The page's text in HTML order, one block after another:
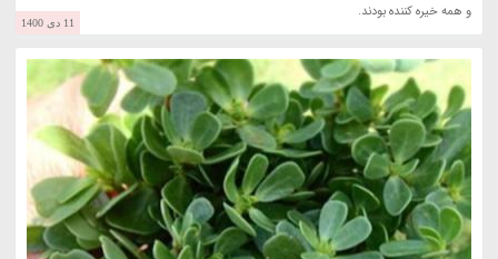
و همه خیره کننده بودند.
11 دی 1400